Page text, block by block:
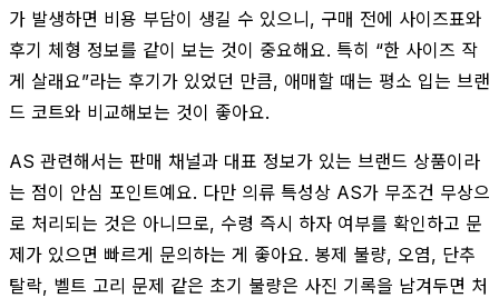
가 발생하면 비용 부담이 생길 수 있으니, 구매 전에 사이즈표와
후기 체형 정보를 같이 보는 것이 중요해요. 특히 “한 사이즈 작
게 살래요”라는 후기가 있었던 만큼, 애매할 때는 평소 입는 브랜
드 코트와 비교해보는 것이 좋아요.
AS 관련해서는 판매 채널과 대표 정보가 있는 브랜드 상품이라
는 점이 안심 포인트예요. 다만 의류 특성상 AS가 무조건 무상으
로 처리되는 것은 아니므로, 수령 즉시 하자 여부를 확인하고 문
제가 있으면 빠르게 문의하는 게 좋아요. 봉제 불량, 오염, 단추
탈락, 벨트 고리 문제 같은 초기 불량은 사진 기록을 남겨두면 처